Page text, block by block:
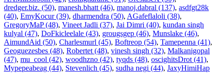
dredger.biz. (50), manesh.bhatt (46), manoj.dabral (137), asdfgt28k
(40), EmyKocur (39), dharmendra (50), AGafeflaloli (38),
GregoryMaP (48), Vineet Jadli (37), Jai Dimri (40), kundan singh
kulyal (47), DoFkicleelale (43), grougsgep (46), Munslake (46),
AimundAid (50), Charlesmurl (45), Boftreop (54), Tamepenna (41),
Geoguezesbes (48), Robertet (48), vinesh singh (32), Malkanigopal
(47), mu_cool (42), woodhzno (42), tyqds (48), oscighitsDrot (41),
Mypepeabeag (44), Stevenlich (45), sudha negi (44), JaxyHimiHap